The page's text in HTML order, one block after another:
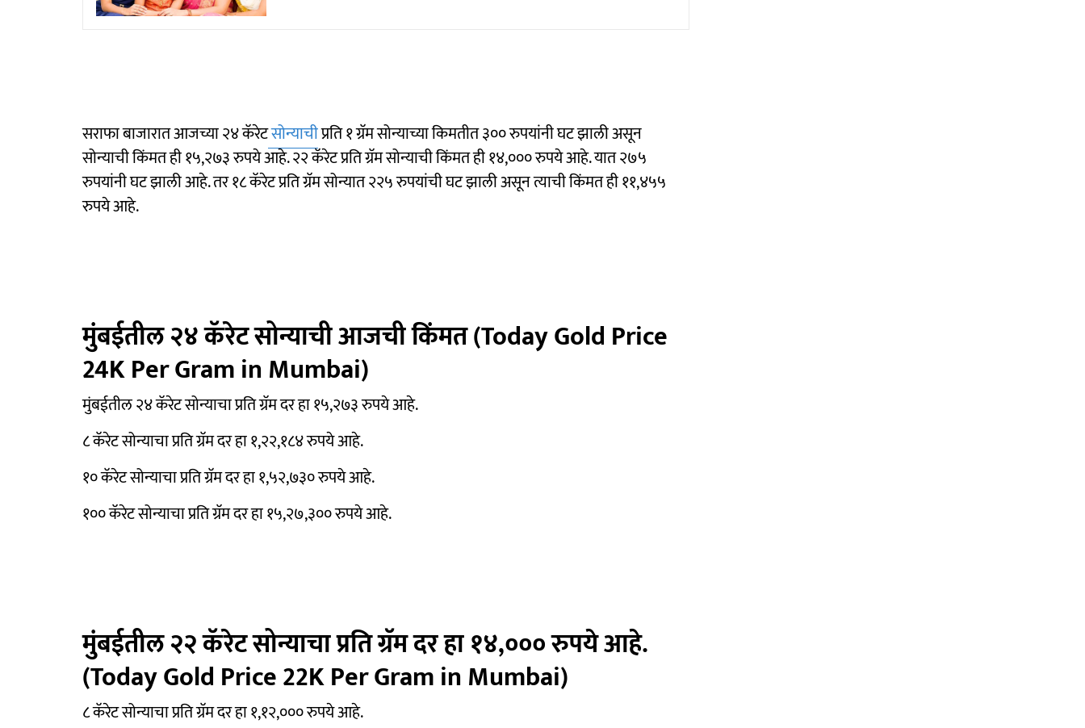
सराफा बाजारात आजच्या २४ कॅरेटसोन्याचीप्रति १ ग्रॅम सोन्याच्या किमतीत ३०० रुपयांनी घट झाली असून
सोन्याची किंमत ही १५,२७३ रुपये आहे. २२ कॅरेट प्रति ग्रॅम सोन्याची किंमत ही १४,००० रुपये आहे. यात २७५
रुपयांनी घट झाली आहे. तर १८ कॅरेट प्रति ग्रॅम सोन्यात २२५ रुपयांची घट झाली असून त्याची किंमत ही ११,४५५
रुपये आहे.
मुंबईतील २४ कॅरेट सोन्याची आजची किंमत (Today Gold Price
24K Per Gram in Mumbai)
मुंबईतील २४ कॅरेट सोन्याचा प्रति ग्रॅम दर हा १५,२७३ रुपये आहे.
८ कॅरेट सोन्याचा प्रति ग्रॅम दर हा १,२२,१८४ रुपये आहे.
१० कॅरेट सोन्याचा प्रति ग्रॅम दर हा १,५२,७३० रुपये आहे.
१०० कॅरेट सोन्याचा प्रति ग्रॅम दर हा १५,२७,३०० रुपये आहे.
मुंबईतील २२ कॅरेट सोन्याचा प्रति ग्रॅम दर हा १४,००० रुपये आहे.
(Today Gold Price 22K Per Gram in Mumbai)
८ कॅरेट सोन्याचा प्रति ग्रॅम दर हा १,१२,००० रुपये आहे.